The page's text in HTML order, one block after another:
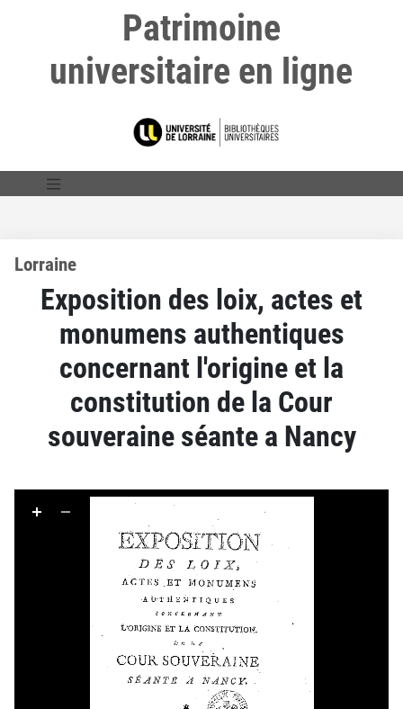
Patrimoine
universitaire en ligne
Lorraine
Exposition des loix, actes et
monumens authentiques
concernant l'origine et la
constitution de la Cour
souveraine séante a Nancy